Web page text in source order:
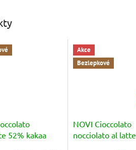
52% kakaa
Akce
Bezlepkové
NOVI Cioccolato
nocciolato al latte